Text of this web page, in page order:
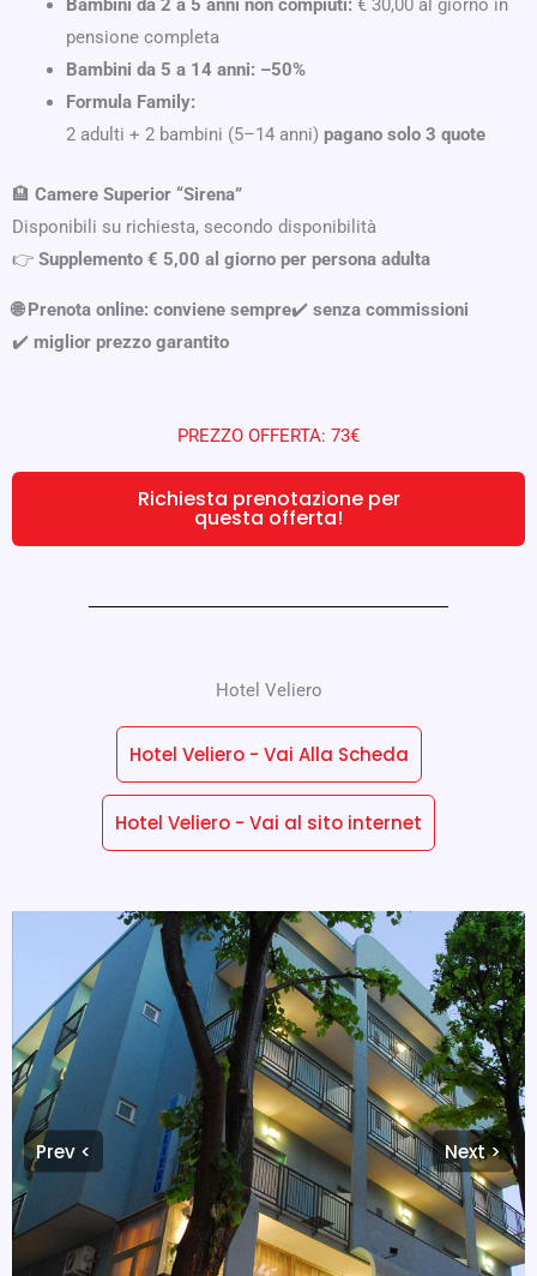
Bambini da 2 a 5 anni non compiuti: € 30,00 al giorno in
pensione completa
Bambini da 5 a 14 anni: –50%
Formula Family:
2 adulti + 2 bambini (5–14 anni) pagano solo 3 quote
🏨 Camere Superior “Sirena”
Disponibili su richiesta, secondo disponibilità
👉 Supplemento € 5,00 al giorno per persona adulta
🌐 Prenota online: conviene sempre✔️ senza commissioni
✔️ miglior prezzo garantito
PREZZO OFFERTA: 73€
Richiesta prenotazione per
questa offerta!
Hotel Veliero
Hotel Veliero - Vai Alla Scheda
Hotel Veliero - Vai al sito internet
Prev < Next >